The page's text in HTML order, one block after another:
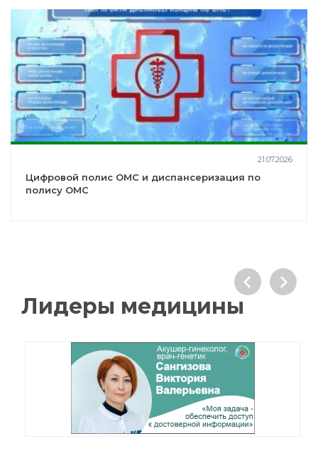
21.07.2026
Цифровой полис ОМС и диспансеризация по
полису ОМС
Лидеры медицины